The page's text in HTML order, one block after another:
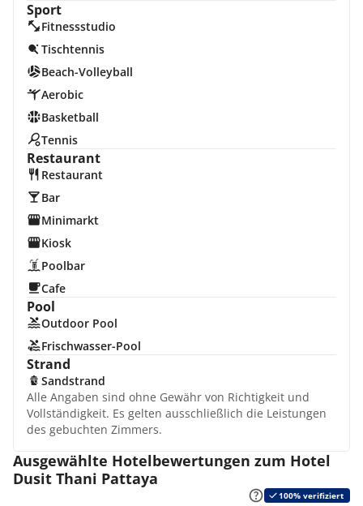
Sport
Fitnessstudio
Tischtennis
Beach-Volleyball
Aerobic
Basketball
Tennis
Restaurant
Restaurant
Bar
Minimarkt
Kiosk
Poolbar
Cafe
Pool
Outdoor Pool
Frischwasser-Pool
Strand
Sandstrand
Alle Angaben sind ohne Gewähr von Richtigkeit und
Vollständigkeit. Es gelten ausschließlich die Leistungen
des gebuchten Zimmers.
Ausgewählte Hotelbewertungen zum Hotel
Dusit Thani Pattaya
100% verifiziert